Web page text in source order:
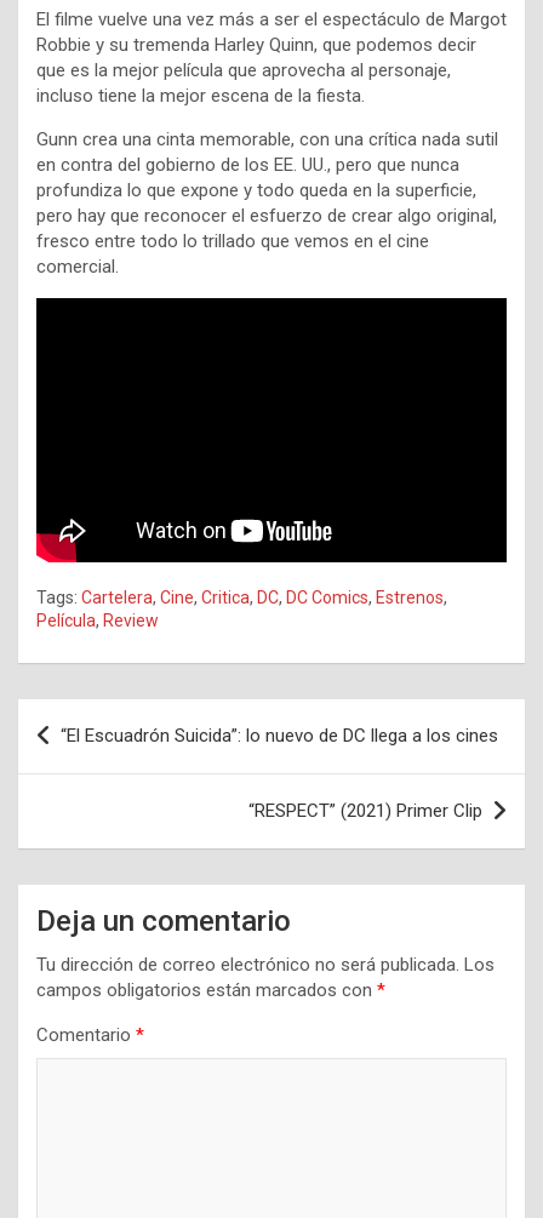
El filme vuelve una vez más a ser el espectáculo de Margot
Robbie y su tremenda Harley Quinn, que podemos decir
que es la mejor película que aprovecha al personaje,
incluso tiene la mejor escena de la fiesta.
Gunn crea una cinta memorable, con una crítica nada sutil
en contra del gobierno de los EE. UU., pero que nunca
profundiza lo que expone y todo queda en la superficie,
pero hay que reconocer el esfuerzo de crear algo original,
fresco entre todo lo trillado que vemos en el cine
comercial.
Tags: Cartelera, Cine, Critica, DC, DC Comics, Estrenos,
Película, Review
Navegación
de
“El Escuadrón Suicida”: lo nuevo de DC llega a los cines
“RESPECT” (2021) Primer Clip
Deja un comentario
Tu dirección de correo electrónico no será publicada. Los
campos obligatorios están marcados con *
Comentario *